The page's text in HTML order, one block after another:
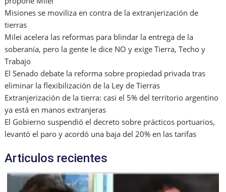
Misiones se moviliza en contra de la extranjerización de
tierras
Milei acelera las reformas para blindar la entrega de la
soberanía, pero la gente le dice NO y exige Tierra, Techo y
Trabajo
El Senado debate la reforma sobre propiedad privada tras
eliminar la flexibilización de la Ley de Tierras
Extranjerización de la tierra: casi el 5% del territorio argentino
ya está en manos extranjeras
El Gobierno suspendió el decreto sobre prácticos portuarios,
levantó el paro y acordó una baja del 20% en las tarifas
Articulos recientes